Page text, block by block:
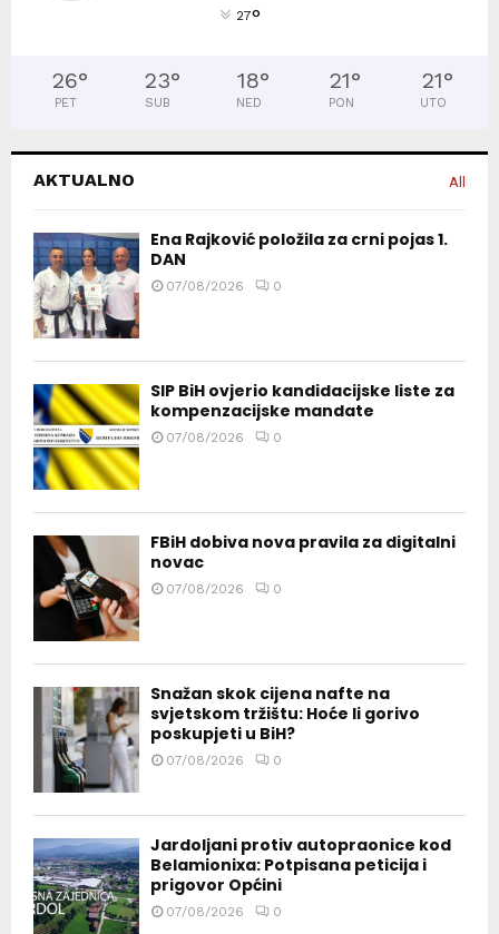
27°
26°
PET
23°
SUB
18°
NED
21°
PON
21°
UTO
AKTUALNO All
Ena Rajković položila za crni pojas 1.
DAN
07/08/2026 0
SIP BiH ovjerio kandidacijske liste za
kompenzacijske mandate
07/08/2026 0
FBiH dobiva nova pravila za digitalni
novac
07/08/2026 0
Snažan skok cijena nafte na
svjetskom tržištu: Hoće li gorivo
poskupjeti u BiH?
07/08/2026 0
Jardoljani protiv autopraonice kod
Belamionixa: Potpisana peticija i
prigovor Općini
07/08/2026 0